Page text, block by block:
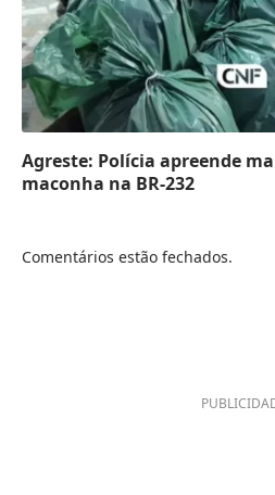
Agreste: Polícia apreende
maconha na BR-232
Comentários estão fechados.